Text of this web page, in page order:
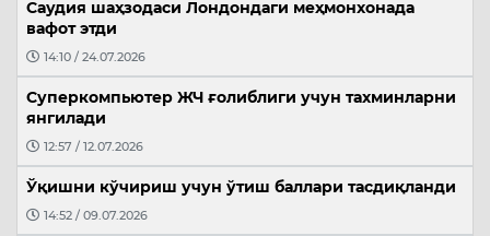
Саудия шаҳзодаси Лондондаги меҳмонхонада
вафот этди
14:10 / 24.07.2026
Суперкомпьютер ЖЧ ғолиблиги учун тахминларни
янгилади
12:57 / 12.07.2026
Ўқишни кўчириш учун ўтиш баллари тасдиқланди
14:52 / 09.07.2026